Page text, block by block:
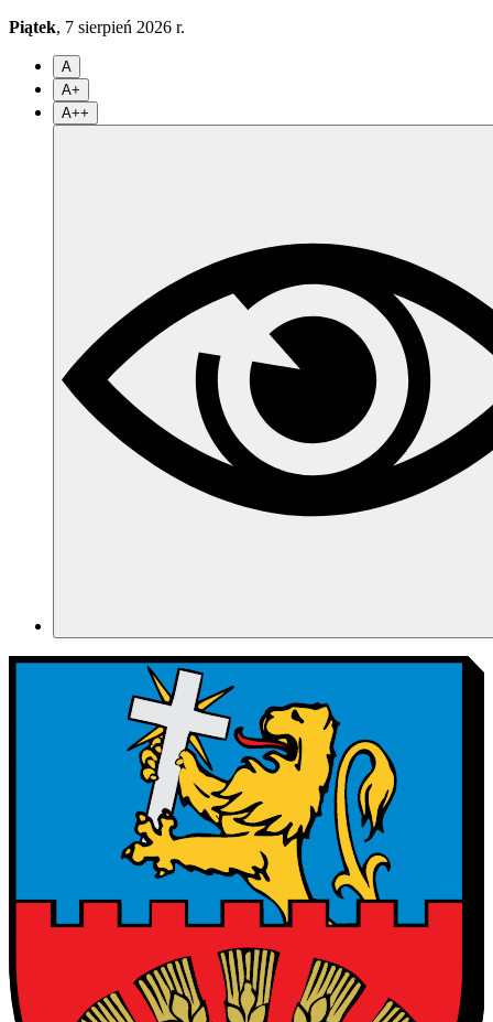
Piątek, 7 sierpień 2026 r.
A
A+
A++